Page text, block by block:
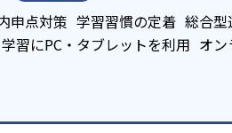
申点対策 学習習慣の定着 総合型
学習にPC・タブレットを利用 オ